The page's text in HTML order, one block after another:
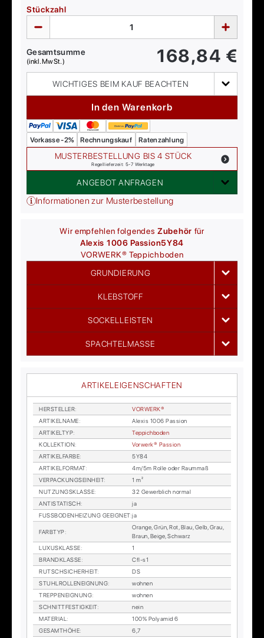
Stückzahl
Gesamtsumme
(inkl. MwSt.) 168,84 €
WICHTIGES BEIM KAUF BEACHTEN
In den Warenkorb
Vorkasse -2% Rechnungskauf Ratenzahlung
MUSTERBESTELLUNG BIS 4 STÜCK
Regellieferzeit: 5-7 Werktage
ANGEBOT ANFRAGEN
Informationen zur Musterbestellung
Wir empfehlen folgendesZubehör für
Alexis 1006 Passion5Y84
VORWERK® Teppichboden
GRUNDIERUNG
KLEBSTOFF
SOCKELLEISTEN
SPACHTELMASSE
ARTIKELEIGENSCHAFTEN
HER­STEL­LER:
VOR­WER­K®
AR­TI­KEL­NA­ME:
Alexis 1006 Pas­si­on
AR­TI­KEL­TYP:
Tep­pich­bo­den
KOL­LEK­TI­ON:
Vor­wer­k® Pas­si­on
AR­TI­KEL­FAR­BE:
5Y84
AR­TI­KEL­FOR­MAT:
4m/5m Rol­le oder Raum­maß
VER­PA­CKUNGS­EIN­HEIT:
1 m²
NUT­ZUNGS­KLAS­SE:
32 Ge­werb­lich nor­mal
AN­TI­STA­TISCH:
ja
FUSS­BO­DEN­HEI­ZUNG GE­EIG­NET:ja
FARB­TYP:
Oran­ge, Grün, Rot, Blau, Gelb, Grau,
Braun, Beige, Schwarz
LU­XUS­KLAS­SE:
1
BRAND­KLAS­SE:
Cfl-s1
RUTSCH­SI­CHER­HEIT:
DS
STUHL­ROL­LEN­EIG­NUNG:
woh­nen
TREP­PEN­EIG­NUNG:
woh­nen
SCHNITT­FES­TIG­KEIT:
nein
MA­TE­RI­AL:
100% Po­ly­amid 6
GE­SAMT­HÖ­HE:
6,7